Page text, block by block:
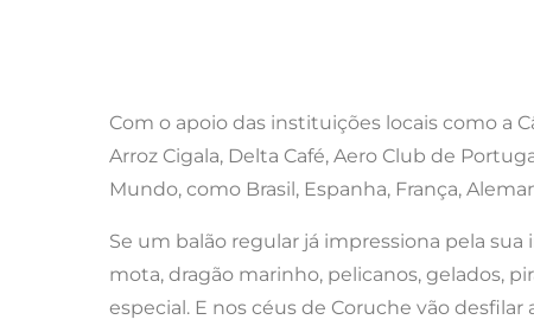
Com o apoio das instituições locais como a
Arroz Cigala, Delta Café, Aero Club de
Mundo, como Brasil, Espanha, França,
Se um balão regular já impressiona pela
mota, dragão marinho, pelicanos, gelados,
especial. E nos céus de Coruche vão